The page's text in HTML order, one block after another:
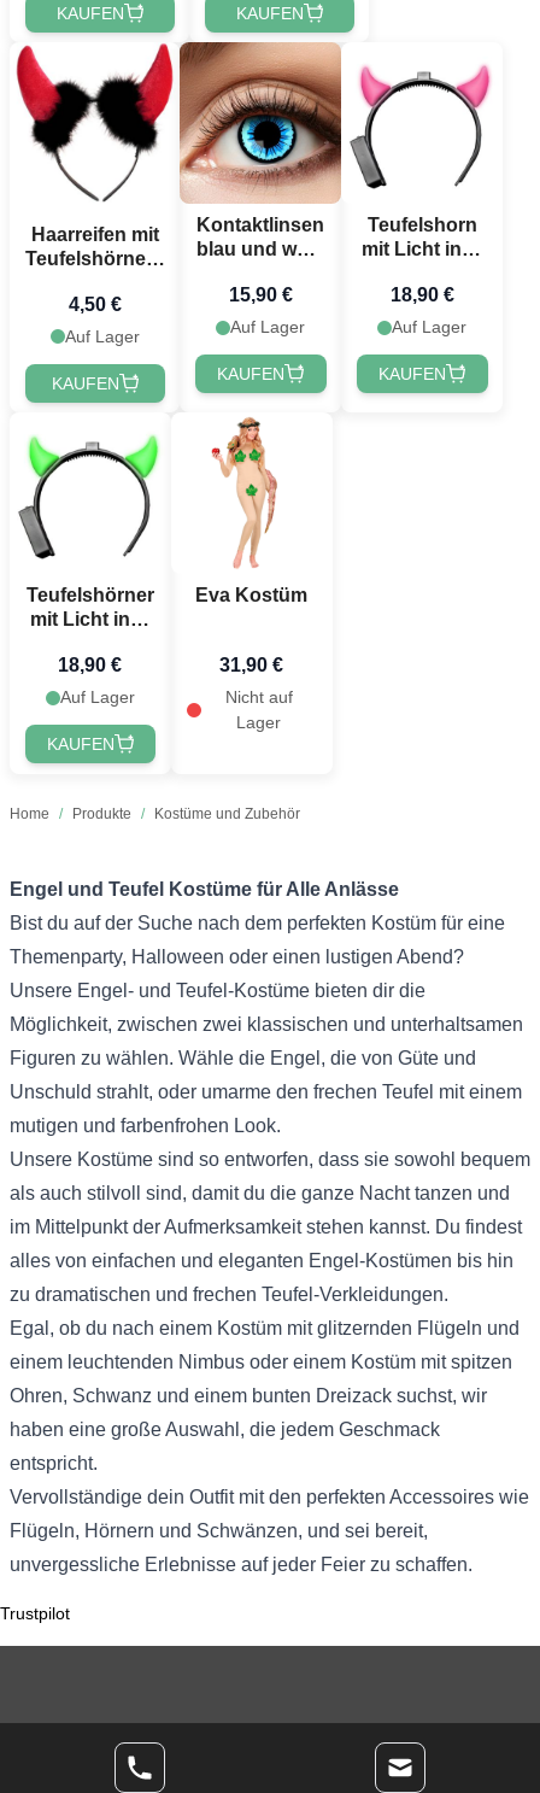
Home / Produkte / Kostüme und Zubehör
KAUFEN KAUFEN
Haarreifen mit
Teufelshörnern
4,50 €
Auf Lager
KAUFEN
Kontaktlinsen
blau und weiß
15,90 €
Auf Lager
KAUFEN
Teufelshorn
mit Licht inkl.
18,90 €
Auf Lager
KAUFEN
Teufelshörner
mit Licht inkl.
grün
18,90 €
Auf Lager
KAUFEN
Eva Kostüm
31,90 €
Nicht auf
Lager
Engel und Teufel Kostüme für Alle Anlässe
Bist du auf der Suche nach dem perfekten Kostüm für eine
Themenparty, Halloween oder einen lustigen Abend?
Unsere Engel- und Teufel-Kostüme bieten dir die
Möglichkeit, zwischen zwei klassischen und unterhaltsamen
Figuren zu wählen. Wähle die Engel, die von Güte und
Unschuld strahlt, oder umarme den frechen Teufel mit einem
mutigen und farbenfrohen Look.
Unsere Kostüme sind so entworfen, dass sie sowohl bequem
als auch stilvoll sind, damit du die ganze Nacht tanzen und
im Mittelpunkt der Aufmerksamkeit stehen kannst. Du findest
alles von einfachen und eleganten Engel-Kostümen bis hin
zu dramatischen und frechen Teufel-Verkleidungen.
Egal, ob du nach einem Kostüm mit glitzernden Flügeln und
einem leuchtenden Nimbus oder einem Kostüm mit spitzen
Ohren, Schwanz und einem bunten Dreizack suchst, wir
haben eine große Auswahl, die jedem Geschmack
entspricht.
Vervollständige dein Outfit mit den perfekten Accessoires wie
Flügeln, Hörnern und Schwänzen, und sei bereit,
unvergessliche Erlebnisse auf jeder Feier zu schaffen.
Trustpilot